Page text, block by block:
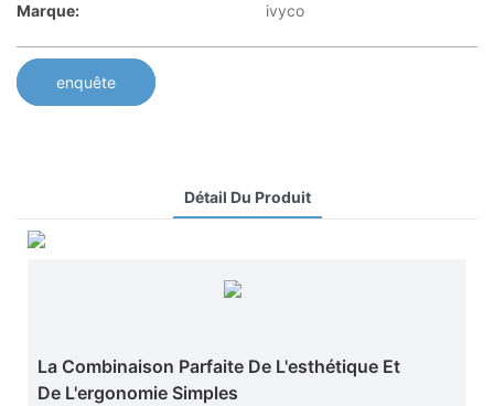
Marque:
ivyco
enquête
Détail Du Produit
La Combinaison Parfaite De L'esthétique Et
De L'ergonomie Simples